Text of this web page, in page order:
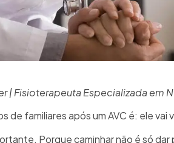
| Fisioterapeuta Especializada em
de familiares após um AVC é: ele vai
Porque caminhar não é só